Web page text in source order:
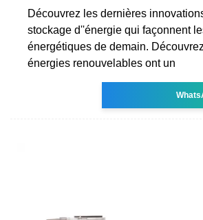
Découvrez les dernières
stockage d''énergie qui façonnent
énergétiques de demain.
énergies renouvelables ont un